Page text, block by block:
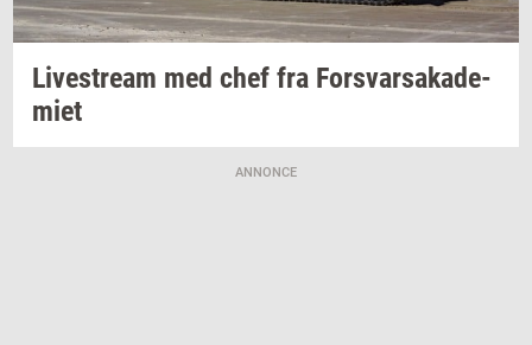
Li­ve­stream med chef fra For­svar­sa­ka­de­
mi­et
ANNONCE